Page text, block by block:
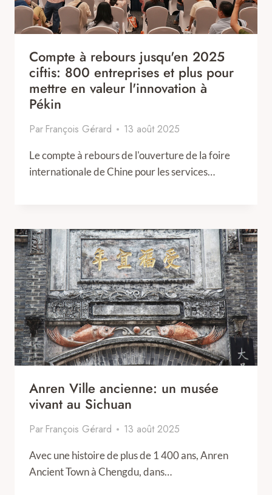
Compte à rebours jusqu'en 2025
ciftis: 800 entreprises et plus pour
mettre en valeur l'innovation à
Pékin
Par François Gérard 13 août 2025
Le compte à rebours de l'ouverture de la foire
internationale de Chine pour les services…
Anren Ville ancienne: un musée
vivant au Sichuan
Par François Gérard 13 août 2025
Avec une histoire de plus de 1 400 ans, Anren
Ancient Town à Chengdu, dans…